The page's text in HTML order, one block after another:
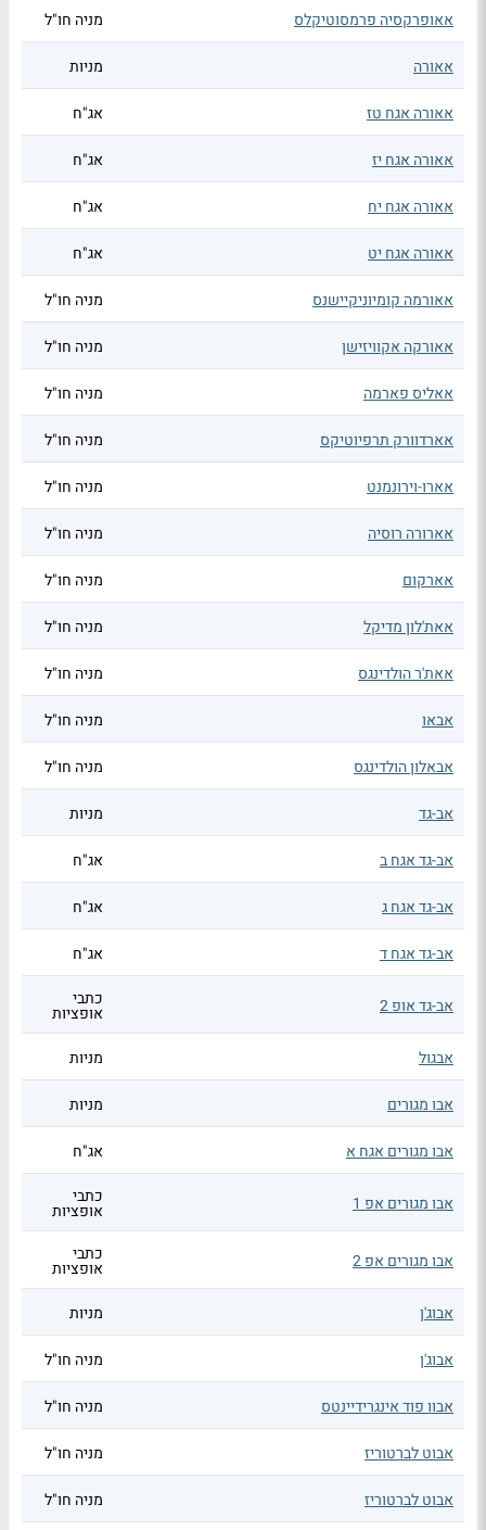
אאופרקסיה פרמסוטיקלס מניה חו"ל
אאורה מניות
אאורה אגח טז אג"ח
אאורה אגח יז אג"ח
אאורה אגח יח אג"ח
אאורה אגח יט אג"ח
אאורמה קומיוניקיישנס מניה חו"ל
אאורקה אקוויזישן מניה חו"ל
אאליס פארמה מניה חו"ל
אארדוורק תרפיוטיקס מניה חו"ל
אארו-וירונמנט מניה חו"ל
אארורה רוסיה מניה חו"ל
אארקום מניה חו"ל
אאת'לון מדיקל מניה חו"ל
אאת'ר הולדינגס מניה חו"ל
אבאו מניה חו"ל
אבאלון הולדינגס מניה חו"ל
אב-גד מניות
אב-גד אגח ב אג"ח
אב-גד אגח ג אג"ח
אב-גד אגח ד אג"ח
אב-גד אופ 2 כתבי
אופציות
אבגול
מניות
אבו מגורים מניות
אבו מגורים אגח א אג"ח
אבו מגורים אפ 1 כתבי
אופציות
אבו מגורים אפ 2 כתבי
אופציות
אבוג'ן
מניות
אבוג'ן מניה חו"ל
אבוו פוד אינגרידיינטס מניה חו"ל
אבוט לברטוריז מניה חו"ל
אבוט לברטוריז מניה חו"ל